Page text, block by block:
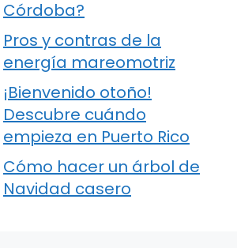
Córdoba?
Pros y contras de la
energía mareomotriz
¡Bienvenido otoño!
Descubre cuándo
empieza en Puerto Rico
Cómo hacer un árbol de
Navidad casero